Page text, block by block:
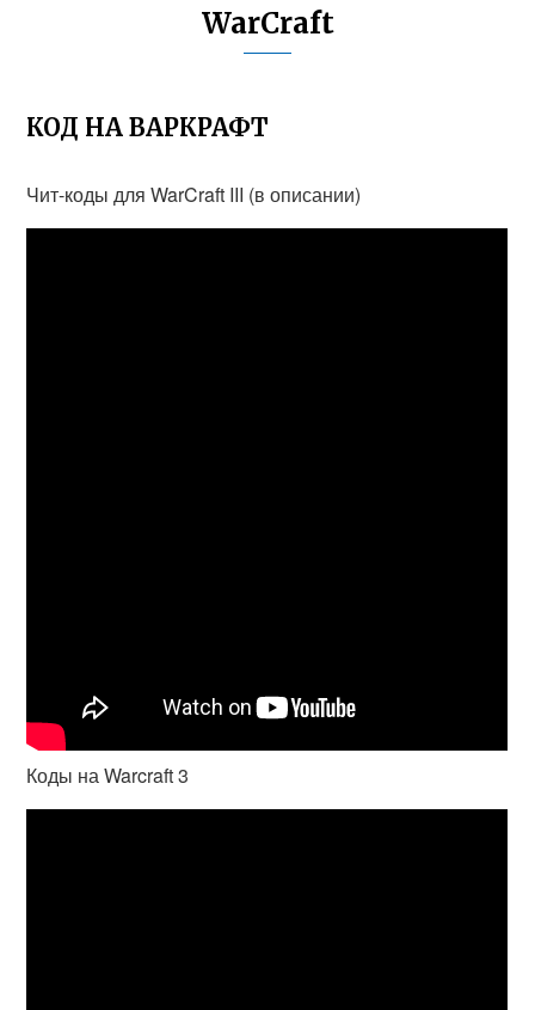
WarCraft
КОД НА ВАРКРАФТ
Чит-коды для WarCraft III (в описании)
Коды на Warcraft 3